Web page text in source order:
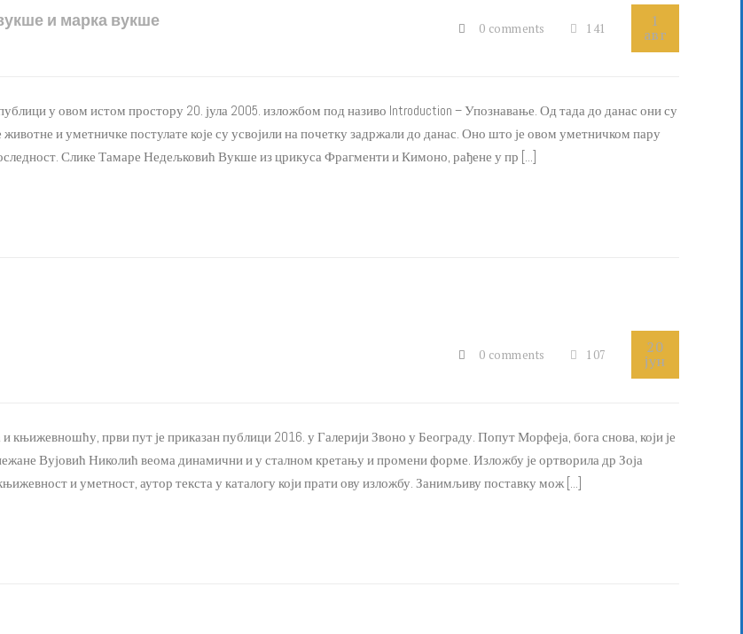
и марка вукше 0 comments 141 1
авг
у овом истом простору 20. јула 2005. изложбом под називо Introduction – Упознавање. Од тада до данас они су
и уметничке постулате које су усвојили на почетку задржали до данас. Оно што је овом уметничком пару
Слике Тамаре Недељковић Вукше из црикуса Фрагменти и Кимоно, рађене у пр [...]
0 comments 107 20
јун
први пут је приказан публици 2016. у Галерији Звоно у Београду. Попут Морфеја, бога снова, који је
Вујовић Николић веома динамични и у сталном кретању и промени форме. Изложбу је ортворила др Зоја
и уметност, аутор текста у каталогу који прати ову изложбу. Занимљиву поставку мож [...]